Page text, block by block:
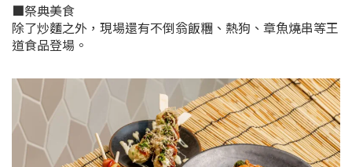
■祭典美食
除了炒麵之外，現場還有不倒翁飯糰、熱狗、章魚燒串等王
道食品登場。